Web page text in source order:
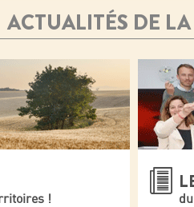
ACTUALITÉS DE
!